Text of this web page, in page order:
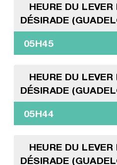
HEURE DU
DÉSIRADE
05H45
HEURE DU
DÉSIRADE
05H44
HEURE DU
DÉSIRADE